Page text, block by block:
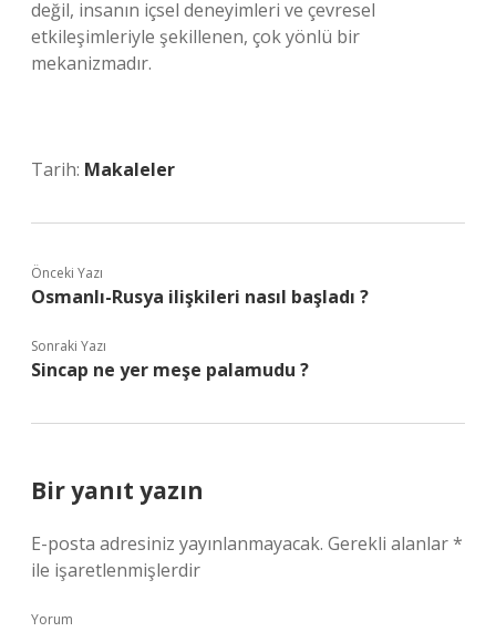
değil, insanın içsel deneyimleri ve çevresel
etkileşimleriyle şekillenen, çok yönlü bir
mekanizmadır.
Tarih: Makaleler
Önceki Yazı
Osmanlı-Rusya ilişkileri nasıl başladı ?
Sonraki Yazı
Sincap ne yer meşe palamudu ?
Bir yanıt yazın
E-posta adresiniz yayınlanmayacak. Gerekli alanlar*
ile işaretlenmişlerdir
Yorum